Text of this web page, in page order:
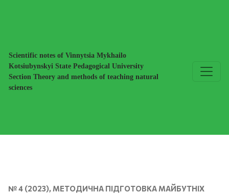
Scientific notes of Vinnytsia Mykhailo
Kotsiubynskyi State Pedagogical University
Section Theory and methods of teaching natural
sciences
№ 4 (2023), МЕТОДИЧНА ПІДГОТОВКА МАЙБУТНІХ